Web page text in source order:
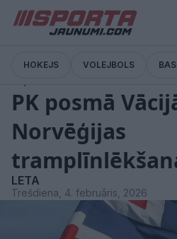
HOKEJS VOLEJBOLS
PK posmā
Norvēģijas
LETA
Trešdiena, 4. februāris, 2026